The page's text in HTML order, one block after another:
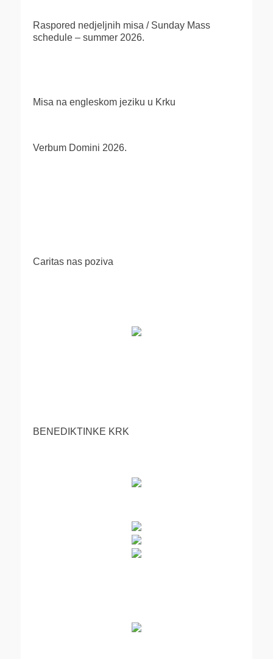
Raspored nedjeljnih misa / Sunday Mass
schedule – summer 2026.
Misa na engleskom jeziku u Krku
Verbum Domini 2026.
Caritas nas poziva
BENEDIKTINKE KRK